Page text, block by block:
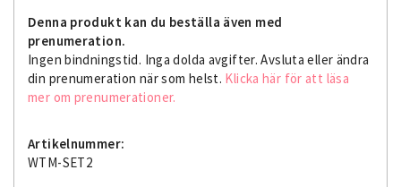
Denna produkt kan du beställa även med
prenumeration.
Ingen bindningstid. Inga dolda avgifter. Avsluta eller ändra
din prenumeration när som helst. Klicka här för att läsa
mer om prenumerationer.
Artikelnummer:
WTM-SET2